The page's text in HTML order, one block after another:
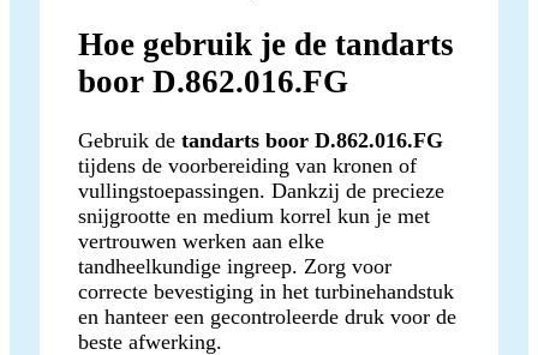
Hoe gebruik je de tandarts
boor D.862.016.FG
Gebruik de tandarts boor D.862.016.FG
tijdens de voorbereiding van kronen of
vullingstoepassingen. Dankzij de precieze
snijgrootte en medium korrel kun je met
vertrouwen werken aan elke
tandheelkundige ingreep. Zorg voor
correcte bevestiging in het turbinehandstuk
en hanteer een gecontroleerde druk voor de
beste afwerking.